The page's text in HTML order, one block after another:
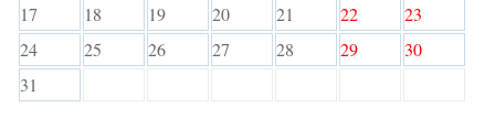
17
18 19 20 21 22
23
24
25 26 27 28 29
30
31